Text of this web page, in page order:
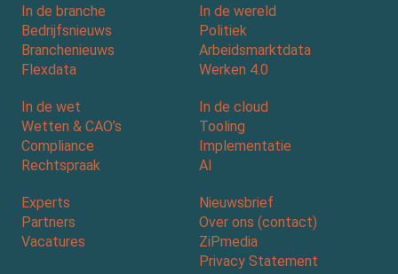
In de branche
Bedrijfsnieuws
Branchenieuws
Flexdata
In de wereld
Politiek
Arbeidsmarktdata
Werken 4.0
In de wet
Wetten & CAO’s
Compliance
Rechtspraak
In de cloud
Tooling
Implementatie
AI
Experts
Partners
Vacatures
Nieuwsbrief
Over ons (contact)
ZiPmedia
Privacy Statement